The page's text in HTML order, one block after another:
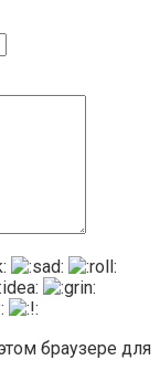
браузере для